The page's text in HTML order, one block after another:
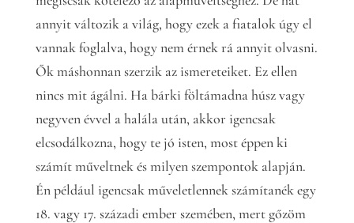
annyit változik a világ, hogy ezek a fiatalok úgy el
vannak foglalva, hogy nem érnek rá annyit olvasni.
Ők máshonnan szerzik az ismereteiket. Ez ellen
nincs mit ágálni. Ha bárki föltámadna húsz vagy
negyven évvel a halála után, akkor igencsak
elcsodálkozna, hogy te jó isten, most éppen ki
számít műveltnek és milyen szempontok alapján.
Én például igencsak műveletlennek számítanék egy
18. vagy 17. századi ember szemében, mert gőzöm